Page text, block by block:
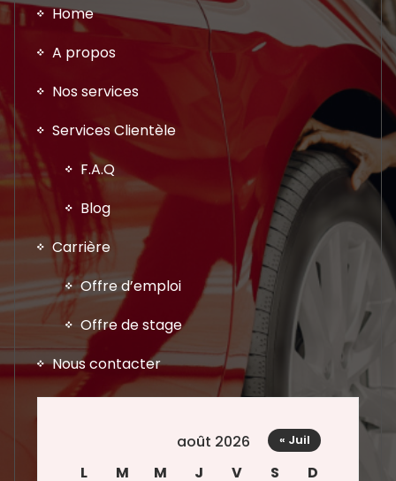
Home
A propos
Nos services
Services Clientèle
F.A.Q
Blog
Carrière
Offre d’emploi
Offre de stage
Nous contacter
août 2026
L
M M J V S D
« Juil